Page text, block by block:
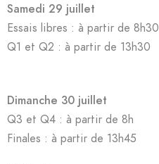
Samedi 29 juillet
Essais libres : à partir de 8h30
Q1 et Q2 : à partir de 13h30
Dimanche 30 juillet
Q3 et Q4 : à partir de 8h
Finales : à partir de 13h45